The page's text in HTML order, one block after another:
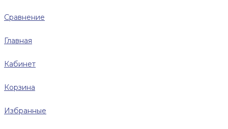
Сравнение
Главная
Кабинет
Корзина
Избранные